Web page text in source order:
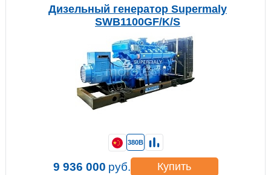
Дизельный генератор Supermaly
SWB1100GF/K/S
380В
9 936 000 руб. Купить